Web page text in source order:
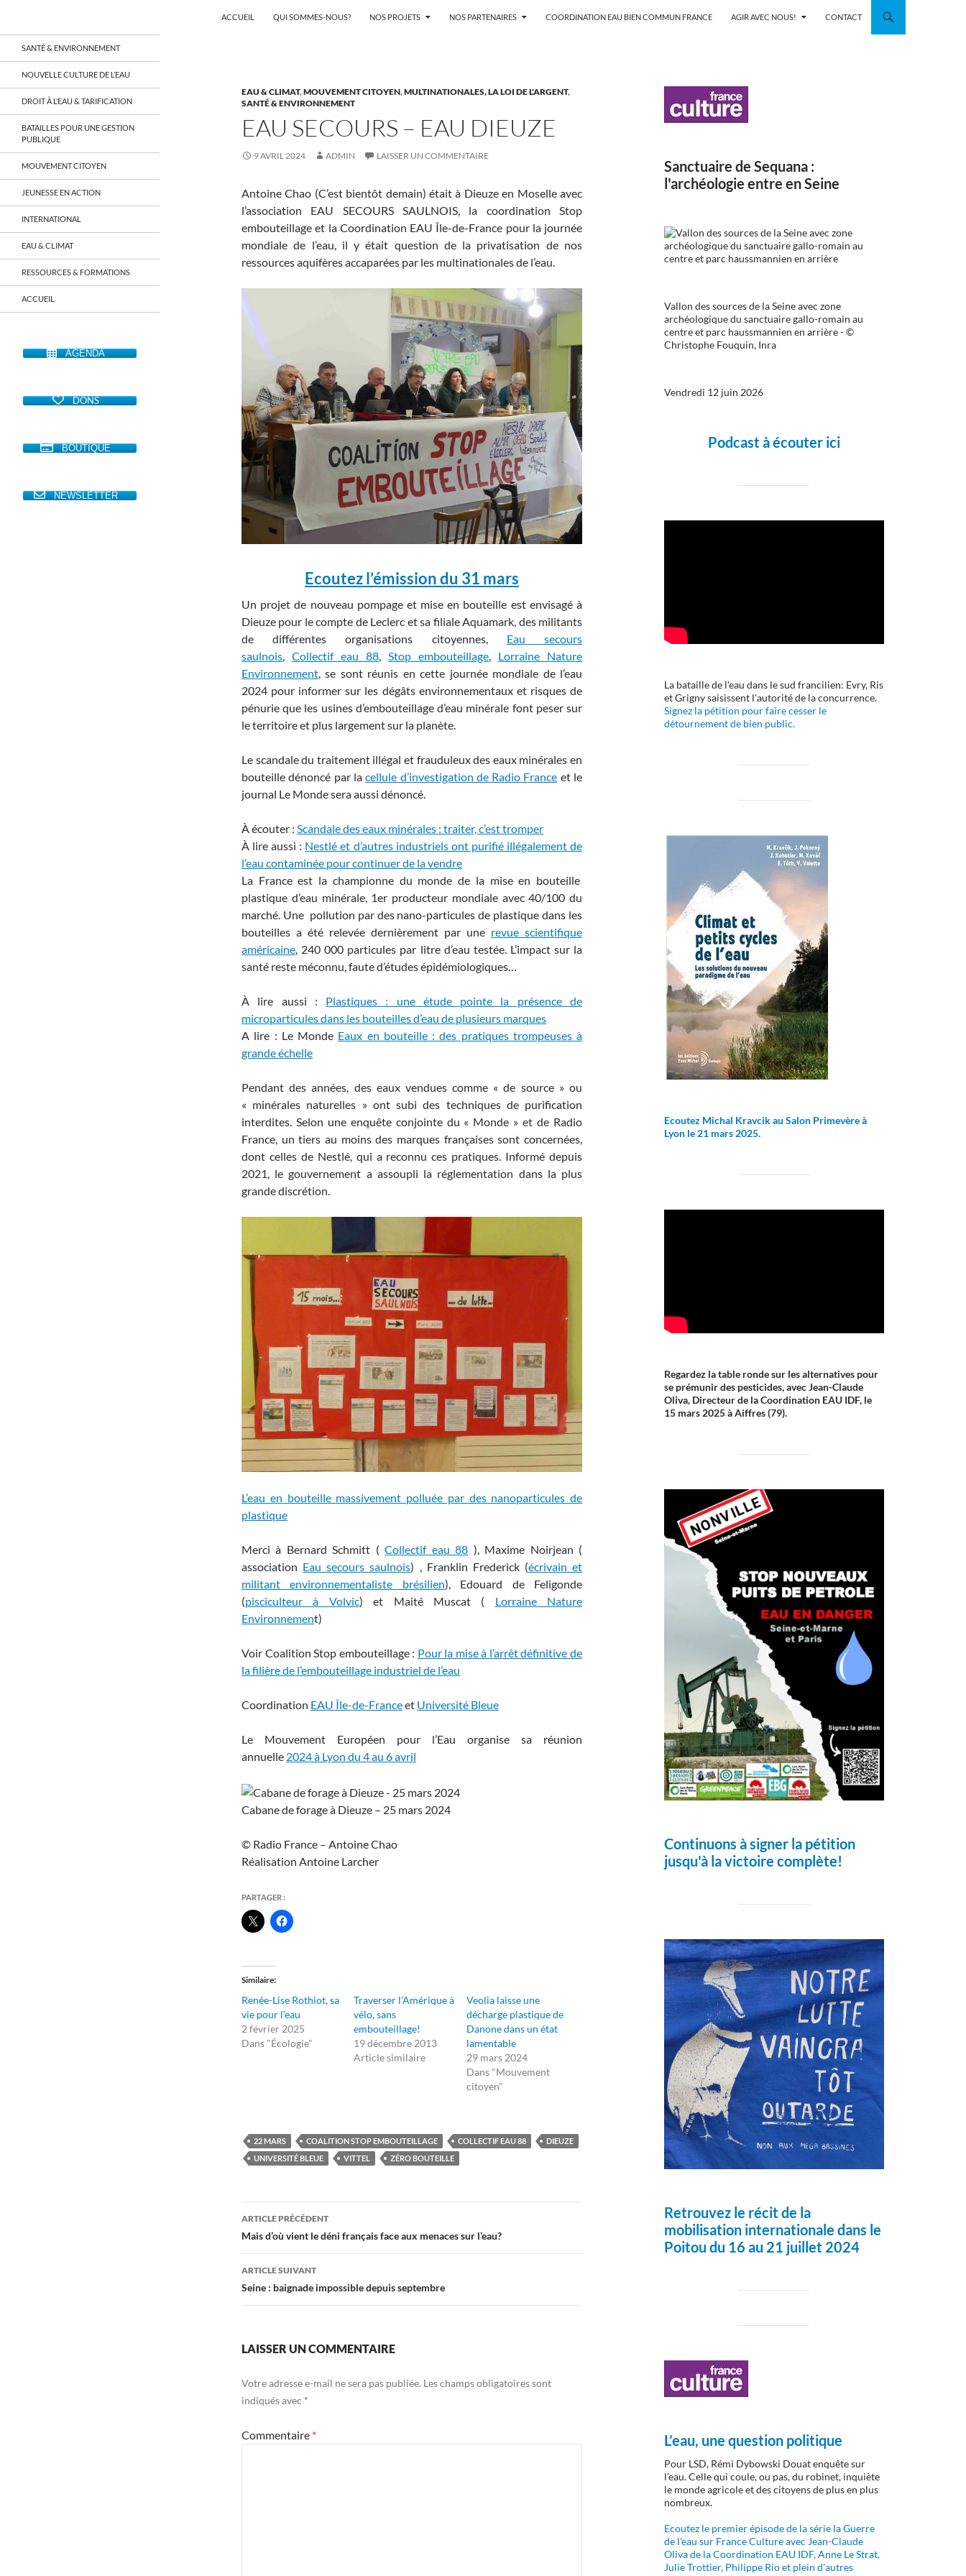
Aller
au
contenu
ACCUEIL QUI SOMMES-NOUS? NOS PROJETS NOS PARTENAIRES COORDINATION EAU BIEN COMMUN FRANCE AGIR AVEC NOUS! CONTACT
EAU & CLIMAT,MOUVEMENT CITOYEN,MULTINATIONALES, LA LOI DE L'ARGENT,
SANTÉ & ENVIRONNEMENT
EAU SECOURS – EAU DIEUZE
9 AVRIL 2024 ADMIN LAISSER UN COMMENTAIRE
Antoine Chao (C’est bientôt demain) était à Dieuze en Moselle avec
l’association EAU SECOURS SAULNOIS, la coordination Stop
embouteillage et la Coordination EAU Île-de-France pour la journée
mondiale de l’eau, il y était question de la privatisation de nos
ressources aquifères accaparées par les multinationales de l’eau.
Ecoutez l’émission du 31 mars
Un projet de nouveau pompage et mise en bouteille est envisagé à
Dieuze pour le compte de Leclerc et sa filiale Aquamark, des militants
de différentes organisations citoyennes, Eau secours
saulnois
Collectif eau 88 Stop embouteillage
Lorraine Nature
Environnement , se sont réunis en cette journée mondiale de l’eau
2024 pour informer sur les dégâts environnementaux et risques de
pénurie que les usines d’embouteillage d’eau minérale font peser sur
le territoire et plus largement sur la planète.
Le scandale du traitement illégal et frauduleux des eaux minérales en
bouteille dénoncé par lacellule d’investigation de Radio France et le
journal Le Monde sera aussi dénoncé.
À écouter : Scandale des eaux minérales : traiter, c’est tromper
À lire aussi : Nestlé et d’autres industriels ont purifié illégalement de
l’eau contaminée pour continuer de la vendre
La France est la championne du monde de la mise en bouteille
plastique d’eau minérale, 1er producteur mondiale avec 40/100 du
marché. Une pollution par des nano-particules de plastique dans les
bouteilles a été relevée dernièrement par une revue scientifique
américaine , 240 000 particules par litre d’eau testée. L’impact sur la
santé reste méconnu, faute d’études épidémiologiques…
À lire aussi : Plastiques : une étude pointe la présence de
microparticules dans les bouteilles d’eau de plusieurs marques
A lire : Le Monde Eaux en bouteille : des pratiques trompeuses à
grande échelle
Pendant des années, des eaux vendues comme « de source » ou
« minérales naturelles » ont subi des techniques de purification
interdites. Selon une enquête conjointe du « Monde » et de Radio
France, un tiers au moins des marques françaises sont concernées,
dont celles de Nestlé, qui a reconnu ces pratiques. Informé depuis
2021, le gouvernement a assoupli la réglementation dans la plus
grande discrétion.
L’eau en bouteille massivement polluée par des nanoparticules de
plastique
Merci à Bernard Schmitt (Collectif eau 88 ), Maxime Noirjean (
association Eau secours saulnois) , Franklin Frederick (écrivain et
militant environnementaliste brésilien), Edouard de Feligonde
(pisciculteur à Volvic) et Maité Muscat ( Lorraine Nature
Environnement)
Voir Coalition Stop embouteillage : Pour la mise à l’arrêt définitive de
la filière de l’embouteillage industriel de l’eau
Coordination EAU Île-de-Franceet Université Bleue
Le Mouvement Européen pour l’Eau organise sa réunion
annuelle 2024 à Lyon du 4 au 6 avril
Cabane de forage à Dieuze – 25 mars 2024
© Radio France – Antoine Chao
Réalisation Antoine Larcher
PARTAGER :
Similaire
Renée-Lise Rothiot, sa
vie pour l’eau
2 février 2025
Dans "Écologie"
Traverser l’Amérique à
vélo, sans
embouteillage!
19 décembre 2013
Article similaire
Veolia laisse une
décharge plastique de
Danone dans un état
lamentable
29 mars 2024
Dans "Mouvement
citoyen"
22 MARS COALITION STOP EMBOUTEILLAGE COLLECTIF EAU 88
DIEUZE
UNIVERSITÉ BLEUE
VITTEL ZÉRO BOUTEILLE
Navigation
des
articles
ARTICLE PRÉCÉDENT
Mais d’où vient le déni français face aux menaces sur l’eau?
ARTICLE SUIVANT
Seine : baignade impossible depuis septembre
LAISSER UN COMMENTAIRE
Votre adresse e-mail ne sera pas publiée. Les champs obligatoires sont
indiqués avec *
Commentaire *
Sanctuaire de Sequana :
l'archéologie entre en Seine
Vallon des sources de la Seine avec zone
archéologique du sanctuaire gallo-romain au
centre et parc haussmannien en arrière - ©
Christophe Fouquin, Inra
Vendredi 12 juin 2026
Podcast à écouter ici
La bataille de l'eau dans le sud francilien: Evry, Ris
et Grigny saisissent l'autorité de la concurrence.
Signez la pétition pour faire cesser le
détournement de bien public.
Ecoutez Michal Kravcik au Salon Primevère à
Lyon le 21 mars 2025.
Regardez la table ronde sur les alternatives pour
se prémunir des pesticides, avec Jean-Claude
Oliva, Directeur de la Coordination EAU IDF, le
15 mars 2025 à Aiffres (79).
Continuons à signer la pétition
jusqu'à la victoire complète!
Retrouvez le récit de la
mobilisation internationale dans le
Poitou du 16 au 21 juillet 2024
L’eau, une question politique
Pour LSD, Rémi Dybowski Douat enquête sur
l’eau. Celle qui coule, ou pas, du robinet, inquiète
le monde agricole et des citoyens de plus en plus
nombreux.
Ecoutez le premier épisode de la série la Guerre
de l'eau sur France Culture avec Jean-Claude
Oliva de la Coordination EAU IDF, Anne Le Strat,
Julie Trottier, Philippe Rio et plein d'autres
un réseau qui réunit citoyens et
associations autour de la ressource
territoire français, sur tous les
économique, juridique, de la santé,
culturel…
SANTÉ & ENVIRONNEMENT
NOUVELLE CULTURE DE L’EAU
DROIT À L’EAU & TARIFICATION
BATAILLES POUR UNE GESTION
PUBLIQUE
MOUVEMENT CITOYEN
JEUNESSE EN ACTION
INTERNATIONAL
EAU & CLIMAT
RESSOURCES & FORMATIONS
ACCUEIL
AGENDA
DONS
BOUTIQUE
NEWSLETTER